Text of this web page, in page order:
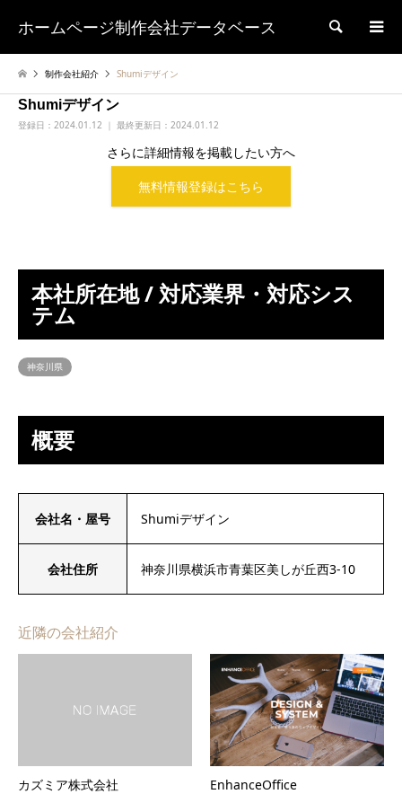
ホームページ制作会社データベース 検索
制作会社紹介 Shumiデザイン
Shumiデザイン
登録日： 2024.01.12 ｜ 最終更新日：2024.01.12
さらに詳細情報を掲載したい方へ
無料情報登録はこちら
本社所在地 / 対応業界・対応シス
テム
神奈川県
概要
会社名・屋号 Shumiデザイン
会社住所 神奈川県横浜市青葉区美しが丘西3-10
近隣の会社紹介
カズミア株式会社 EnhanceOffice